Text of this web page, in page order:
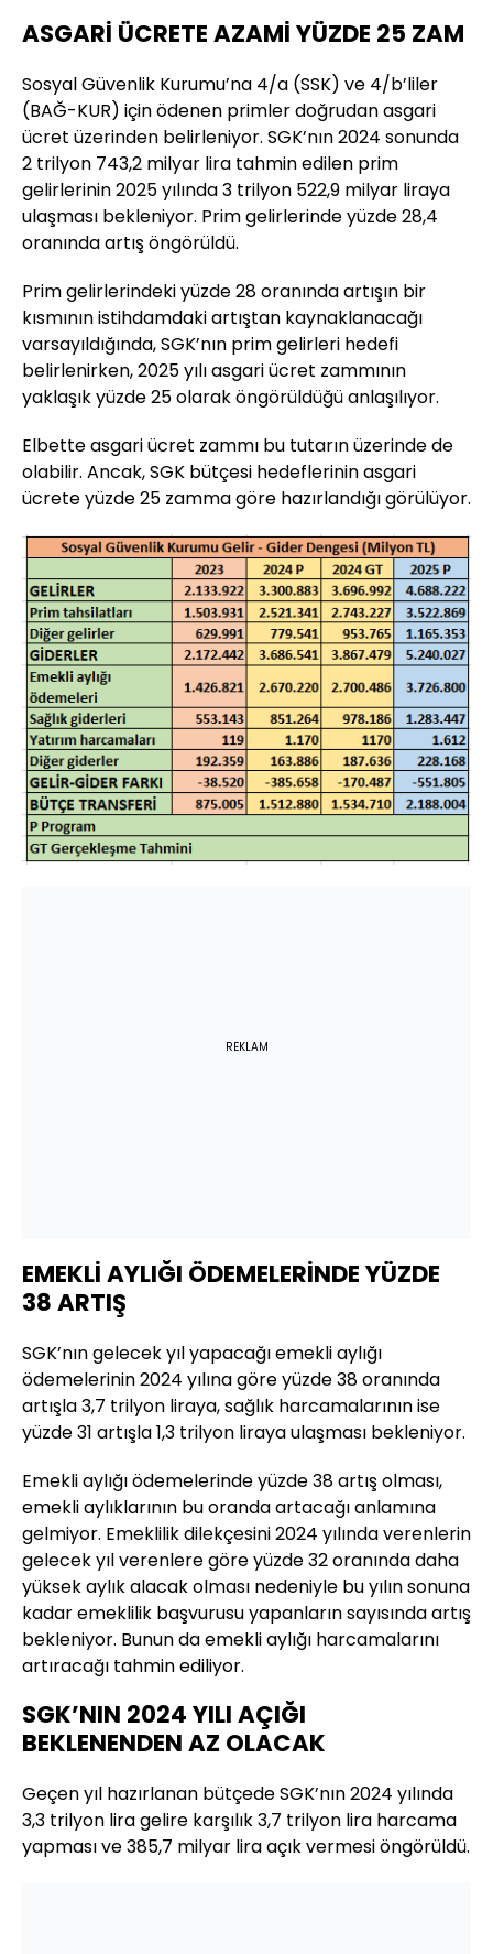
ASGARİ ÜCRETE AZAMİ YÜZDE 25 ZAM
Sosyal Güvenlik Kurumu’na 4/a (SSK) ve 4/b’liler
(BAĞ-KUR) için ödenen primler doğrudan asgari
ücret üzerinden belirleniyor. SGK’nın 2024 sonunda
2 trilyon 743,2 milyar lira tahmin edilen prim
gelirlerinin 2025 yılında 3 trilyon 522,9 milyar liraya
ulaşması bekleniyor. Prim gelirlerinde yüzde 28,4
oranında artış öngörüldü.
Prim gelirlerindeki yüzde 28 oranında artışın bir
kısmının istihdamdaki artıştan kaynaklanacağı
varsayıldığında, SGK’nın prim gelirleri hedefi
belirlenirken, 2025 yılı asgari ücret zammının
yaklaşık yüzde 25 olarak öngörüldüğü anlaşılıyor.
Elbette asgari ücret zammı bu tutarın üzerinde de
olabilir. Ancak, SGK bütçesi hedeflerinin asgari
ücrete yüzde 25 zamma göre hazırlandığı görülüyor.
REKLAM
EMEKLİ AYLIĞI ÖDEMELERİNDE YÜZDE
38 ARTIŞ
SGK’nın gelecek yıl yapacağı emekli aylığı
ödemelerinin 2024 yılına göre yüzde 38 oranında
artışla 3,7 trilyon liraya, sağlık harcamalarının ise
yüzde 31 artışla 1,3 trilyon liraya ulaşması bekleniyor.
Emekli aylığı ödemelerinde yüzde 38 artış olması,
emekli aylıklarının bu oranda artacağı anlamına
gelmiyor. Emeklilik dilekçesini 2024 yılında verenlerin
gelecek yıl verenlere göre yüzde 32 oranında daha
yüksek aylık alacak olması nedeniyle bu yılın sonuna
kadar emeklilik başvurusu yapanların sayısında artış
bekleniyor. Bunun da emekli aylığı harcamalarını
artıracağı tahmin ediliyor.
SGK’NIN 2024 YILI AÇIĞI
BEKLENENDEN AZ OLACAK
Geçen yıl hazırlanan bütçede SGK’nın 2024 yılında
3,3 trilyon lira gelire karşılık 3,7 trilyon lira harcama
yapması ve 385,7 milyar lira açık vermesi öngörüldü.